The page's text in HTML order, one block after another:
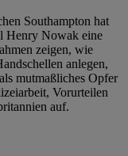
Southampton hat
Henry Nowak eine
zeigen, wie
anlegen,
mutmaßliches Opfer
Vorurteilen
auf.